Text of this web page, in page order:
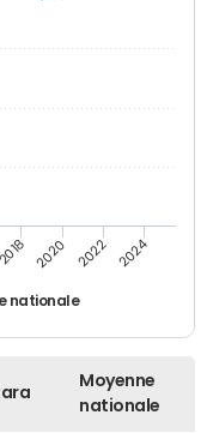
nationale
2018 2020 2022 2024
Moyenne
nationale